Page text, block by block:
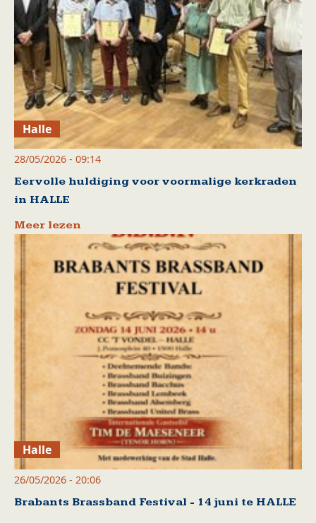
Halle
28/05/2026 - 09:14
Eervolle huldiging voor voormalige kerkraden
in HALLE
Meer lezen
Halle
26/05/2026 - 20:06
Brabants Brassband Festival - 14 juni te HALLE